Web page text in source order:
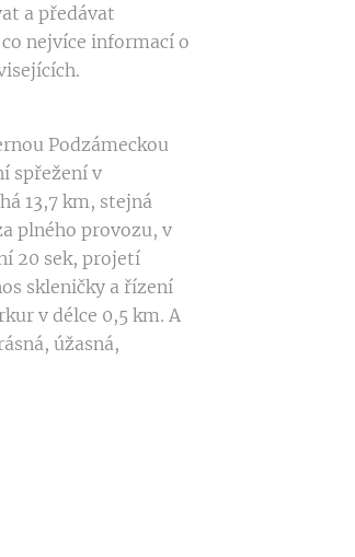
a předávat
nejvíce informací o
Podzámeckou
spřežení v
13,7 km, stejná
plného provozu, v
20 sek, projetí
skleničky a řízení
v délce 0,5 km. A
úžasná,